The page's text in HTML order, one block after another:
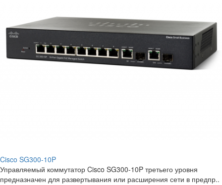
Cisco SG300-10P
Управляемый коммутатор Cisco SG300-10P третьего уровня
предназначен для развертывания или расширения сети в предпр..